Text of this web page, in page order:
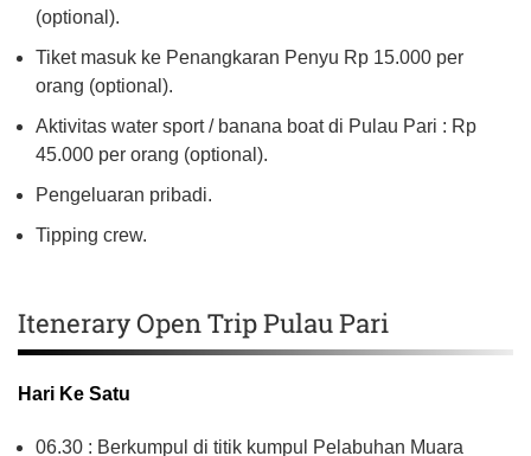
(optional).
Tiket masuk ke Penangkaran Penyu Rp 15.000 per
orang (optional).
Aktivitas water sport / banana boat di Pulau Pari : Rp
45.000 per orang (optional).
Pengeluaran pribadi.
Tipping crew.
Itenerary Open Trip Pulau Pari
Hari Ke Satu
06.30 : Berkumpul di titik kumpul Pelabuhan Muara